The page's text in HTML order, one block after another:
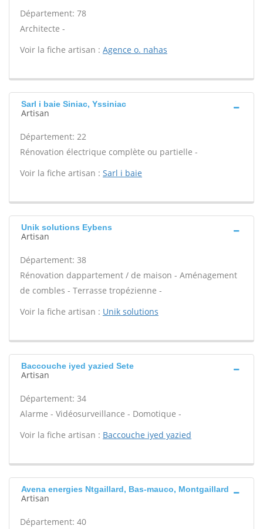
Département: 78
Architecte -
Voir la fiche artisan : Agence o. nahas
Sarl i baie Siniac, Yssiniac
Artisan
Département: 22
Rénovation électrique complète ou partielle -
Voir la fiche artisan : Sarl i baie
Unik solutions Eybens
Artisan
Département: 38
Rénovation dappartement / de maison - Aménagement
de combles - Terrasse tropézienne -
Voir la fiche artisan : Unik solutions
Baccouche iyed yazied Sete
Artisan
Département: 34
Alarme - Vidéosurveillance - Domotique -
Voir la fiche artisan : Baccouche iyed yazied
Avena energies Ntgaillard, Bas-mauco, Montgaillard
Artisan
Département: 40